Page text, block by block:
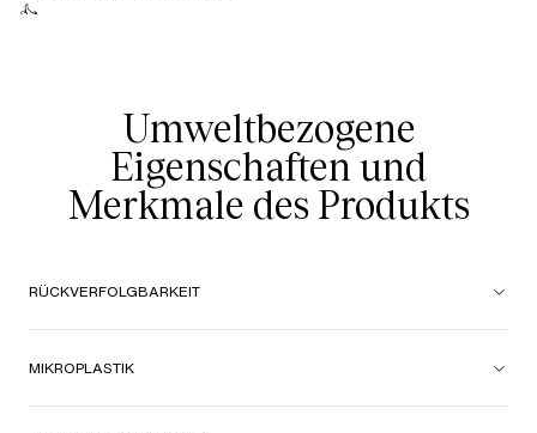
👍
Umweltbezogene
Eigenschaften und
Merkmale des Produkts
RÜCKVERFOLGBARKEIT
MIKROPLASTIK